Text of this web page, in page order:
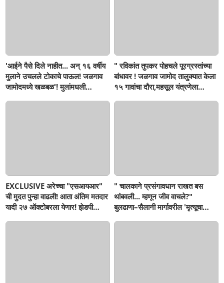
'आईने पैसे दिले नाहीत... अन् १६ वर्षीय
मुलाने उचलले टोकाचे पाऊल! जळगाव
जामोदमध्ये खळबळ'! मुलांमधली
" रविकांत तुपकर पोहचले पूरग्रस्तांच्या
बांधावर ! जळगाव जामोद तालुक्यात केला
१५ गावांचा दौरा,महसूल यंत्रणेला
EXCLUSIVE अरेच्चा "एसआयआर"
ची मुदत पुन्हा वाढली! आता अंतिम मतदार
यादी २७ ऑक्टोबरला येणार! झेडपी
" चालकाने प्रसंगावधान राखत बस
थांबवली... म्हणून जीव वाचले?"
बुलढाणा–सैलानी मार्गावरील 'मृत्यूचा